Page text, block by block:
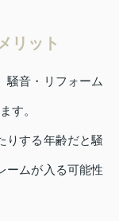
リット
騒音・リフォーム
す。
りする年齢だと騒
ームが入る可能性